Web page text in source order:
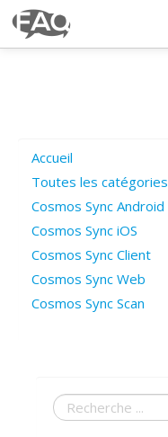
Poser une question
Questions ouvertes
Connexion
Accueil
Toutes les catégories
Cosmos Sync Android
Cosmos Sync iOS
Cosmos Sync Client
Cosmos Sync Web
Cosmos Sync Scan